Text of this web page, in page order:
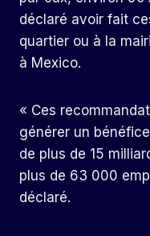
déclaré avoir fait
quartier ou à la
à Mexico.
« Ces
générer un
de plus de 15
plus de 63 000
déclaré.